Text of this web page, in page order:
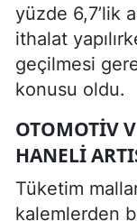
yüzde 6,7’lik
ithalat
geçilmesi
konusu oldu.
OTOMOTIV
HANELI
Tüketim
kalemlerden